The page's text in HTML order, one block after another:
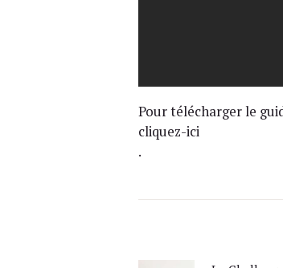
Pour télécharger le
cliquez-ici
.